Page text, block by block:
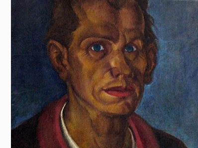
Gyerekeknek
Sport
Buli/Disco
Kiemelt rendezvények
Tanfolyam, képzés
Tábor
Egyházi, vallási